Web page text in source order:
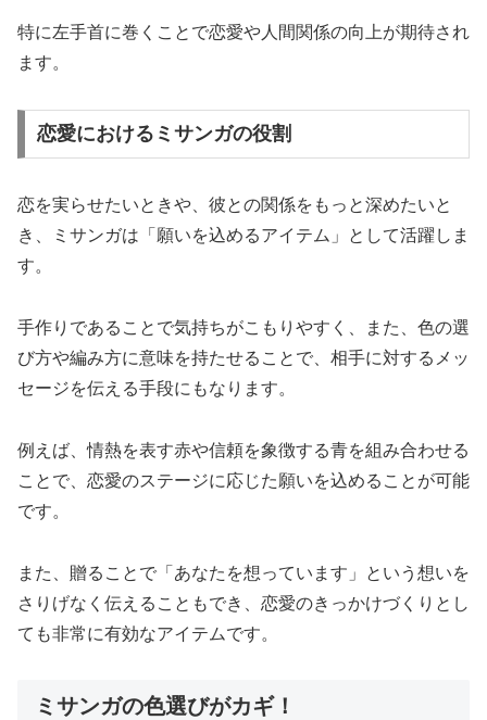
特に左手首に巻くことで恋愛や人間関係の向上が期待され
ます。
恋愛におけるミサンガの役割
恋を実らせたいときや、彼との関係をもっと深めたいと
き、ミサンガは「願いを込めるアイテム」として活躍しま
す。
手作りであることで気持ちがこもりやすく、また、色の選
び方や編み方に意味を持たせることで、相手に対するメッ
セージを伝える手段にもなります。
例えば、情熱を表す赤や信頼を象徴する青を組み合わせる
ことで、恋愛のステージに応じた願いを込めることが可能
です。
また、贈ることで「あなたを想っています」という想いを
さりげなく伝えることもでき、恋愛のきっかけづくりとし
ても非常に有効なアイテムです。
ミサンガの色選びがカギ！